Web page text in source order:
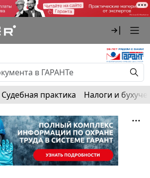
Судебная практика Налоги и